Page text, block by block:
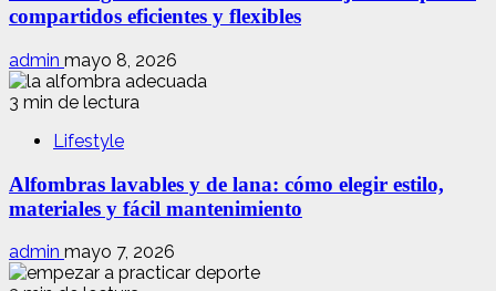
compartidos eficientes y flexibles
admin mayo 8, 2026
3 min de lectura
Lifestyle
Alfombras lavables y de lana: cómo elegir estilo,
materiales y fácil mantenimiento
admin mayo 7, 2026